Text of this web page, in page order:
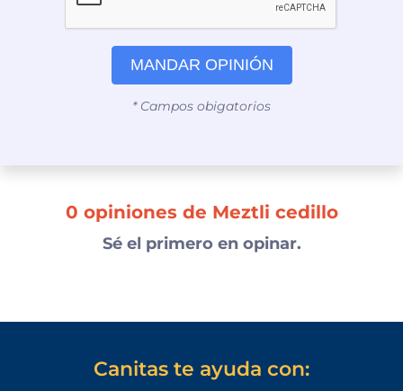
MANDAR OPINIÓN
* Campos obigatorios
0 opiniones de Meztli cedillo
Sé el primero en opinar.
Canitas te ayuda con: